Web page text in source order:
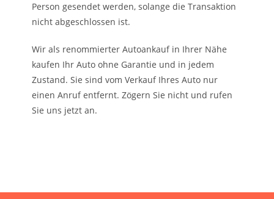
Person gesendet werden, solange die Transaktion
nicht abgeschlossen ist.
Wir als renommierter Autoankauf in Ihrer Nähe
kaufen Ihr Auto ohne Garantie und in jedem
Zustand. Sie sind vom Verkauf Ihres Auto nur
einen Anruf entfernt. Zögern Sie nicht und rufen
Sie uns jetzt an.